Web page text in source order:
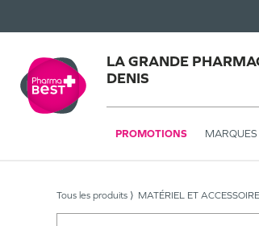
LA GRANDE
DENIS
PROMOTIONS MARQUES
Tous les produits MATÉRIEL ET